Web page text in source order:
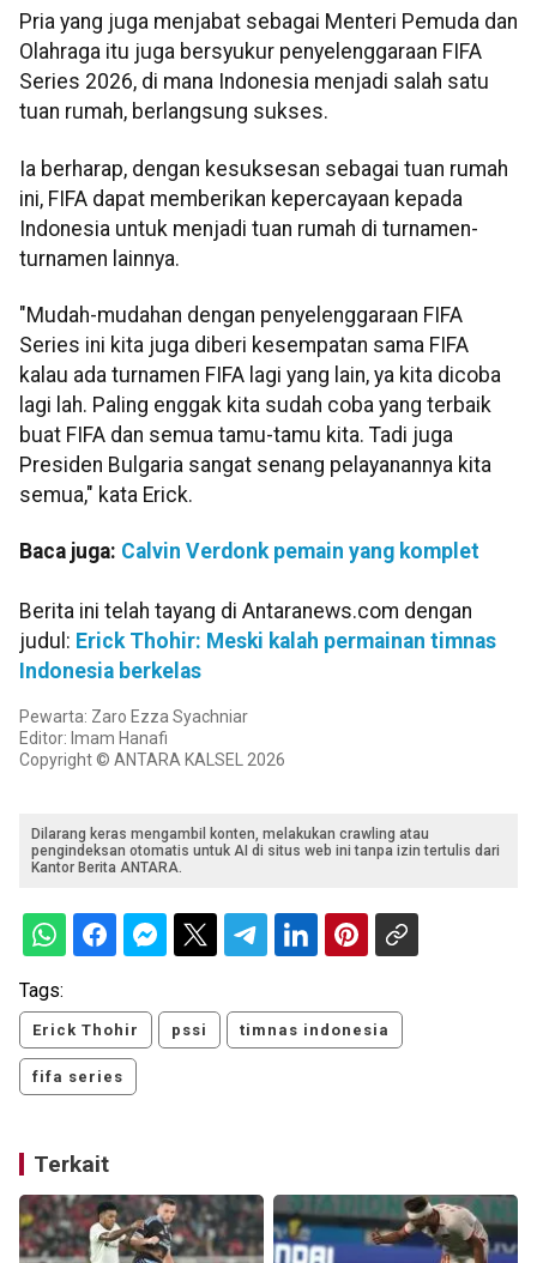
Pria yang juga menjabat sebagai Menteri Pemuda dan
Olahraga itu juga bersyukur penyelenggaraan FIFA
Series 2026, di mana Indonesia menjadi salah satu
tuan rumah, berlangsung sukses.
Ia berharap, dengan kesuksesan sebagai tuan rumah
ini, FIFA dapat memberikan kepercayaan kepada
Indonesia untuk menjadi tuan rumah di turnamen-
turnamen lainnya.
"Mudah-mudahan dengan penyelenggaraan FIFA
Series ini kita juga diberi kesempatan sama FIFA
kalau ada turnamen FIFA lagi yang lain, ya kita dicoba
lagi lah. Paling enggak kita sudah coba yang terbaik
buat FIFA dan semua tamu-tamu kita. Tadi juga
Presiden Bulgaria sangat senang pelayanannya kita
semua," kata Erick.
Baca juga: Calvin Verdonk pemain yang komplet
Berita ini telah tayang di Antaranews.com dengan
judul: Erick Thohir: Meski kalah permainan timnas
Indonesia berkelas
Pewarta: Zaro Ezza Syachniar
Editor: Imam Hanafi
Copyright © ANTARA KALSEL 2026
Dilarang keras mengambil konten, melakukan crawling atau
pengindeksan otomatis untuk AI di situs web ini tanpa izin tertulis dari
Kantor Berita ANTARA.
Tags:
Erick Thohir pssi timnas indonesia
fifa series
Terkait